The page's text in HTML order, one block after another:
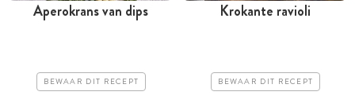
Aperokrans van dips
BEWAAR DIT RECEPT
Krokante ravioli
BEWAAR DIT RECEPT